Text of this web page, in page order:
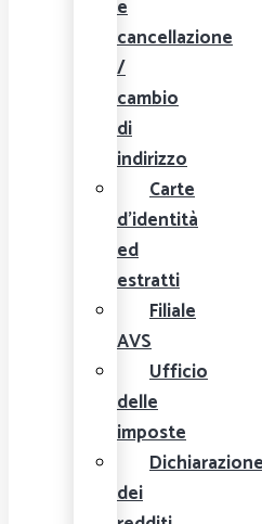
e
cancellazione
/
cambio
di
indirizzo
Carte
d'identità
ed
estratti
Filiale
AVS
Ufficio
delle
imposte
dei